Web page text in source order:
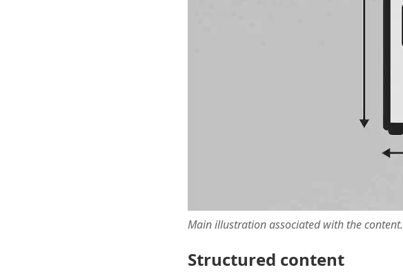
Main illustration associated with the content.
Structured content